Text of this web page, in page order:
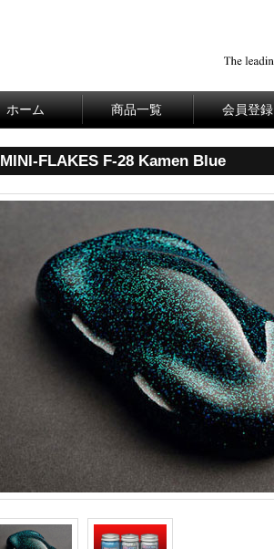
ホーム 商品一覧 会員登録
MINI-FLAKES F-28 Kamen Blue